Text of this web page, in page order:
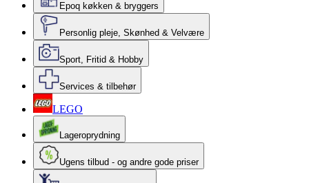
Epoq køkken & bryggers
Personlig pleje, Skønhed & Velvære
Sport, Fritid & Hobby
Services & tilbehør
LEGO
Lageroprydning
Ugens tilbud - og andre gode priser